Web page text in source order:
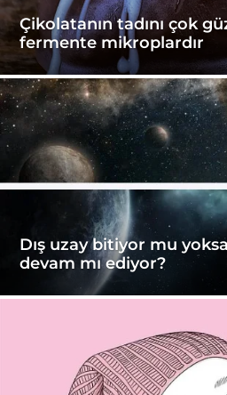
Çikolatanın tadını çok
fermente mikroplardır
Dış uzay bitiyor mu
devam mı ediyor?